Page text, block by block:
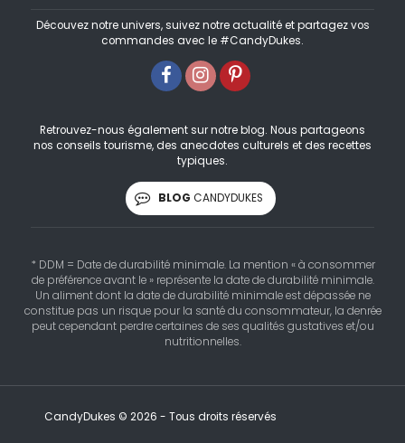
Découvez notre univers, suivez notre actualité et partagez vos
commandes avec le #CandyDukes.
Retrouvez-nous également sur notre blog. Nous partageons
nos conseils tourisme, des anecdotes culturels et des recettes
typiques.
BLOG CANDYDUKES
* DDM = Date de durabilité minimale. La mention « à consommer
de préférence avant le » représente la date de durabilité minimale.
Un aliment dont la date de durabilité minimale est dépassée ne
constitue pas un risque pour la santé du consommateur, la denrée
peut cependant perdre certaines de ses qualités gustatives et/ou
nutritionnelles.
CandyDukes © 2026 - Tous droits réservés